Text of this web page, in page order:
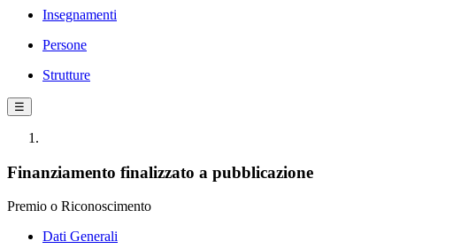
Insegnamenti
Persone
Strutture
☰
Finanziamento finalizzato a pubblicazione
Premio o Riconoscimento
Dati Generali